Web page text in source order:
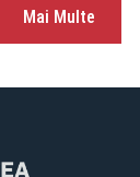
Mai Multe